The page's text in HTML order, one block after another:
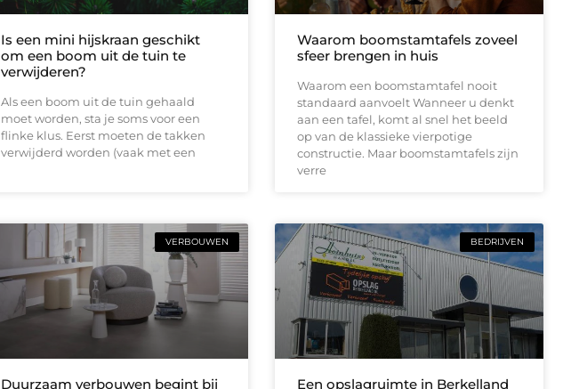
Is een mini hijskraan geschikt
om een boom uit de tuin te
verwijderen?
Als een boom uit de tuin gehaald
moet worden, sta je soms voor een
flinke klus. Eerst moeten de takken
verwijderd worden (vaak met een
Waarom boomstamtafels zoveel
sfeer brengen in huis
Waarom een boomstamtafel nooit
standaard aanvoelt Wanneer u denkt
aan een tafel, komt al snel het beeld
op van de klassieke vierpotige
constructie. Maar boomstamtafels zijn
verre
VERBOUWEN
Duurzaam verbouwen begint bij
BEDRIJVEN
Een opslagruimte in Berkelland